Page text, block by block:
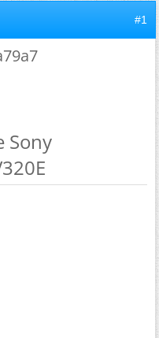
#1
Sony